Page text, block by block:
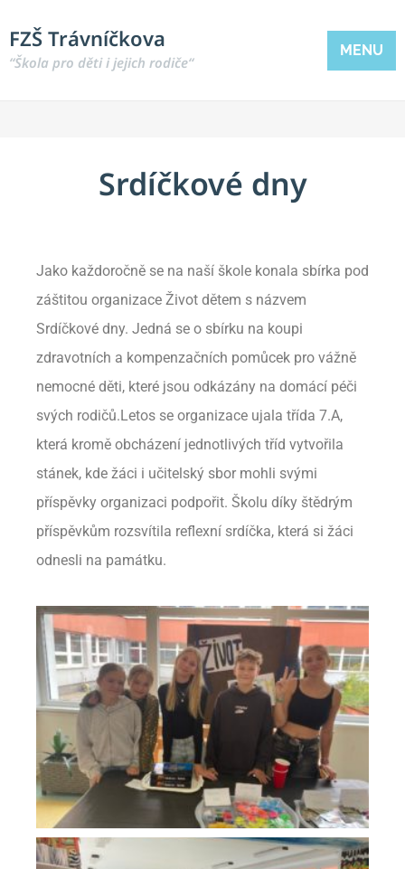
FZŠ Trávníčkova
“Škola pro děti i jejich rodiče“
MENU
Srdíčkové dny
Jako každoročně se na naší škole konala sbírka pod
záštitou organizace Život dětem s názvem
Srdíčkové dny. Jedná se o sbírku na koupi
zdravotních a kompenzačních pomůcek pro vážně
nemocné děti, které jsou odkázány na domácí péči
svých rodičů.Letos se organizace ujala třída 7.A,
která kromě obcházení jednotlivých tříd vytvořila
stánek, kde žáci i učitelský sbor mohli svými
příspěvky organizaci podpořit. Školu díky štědrým
příspěvkům rozsvítila reflexní srdíčka, která si žáci
odnesli na památku.